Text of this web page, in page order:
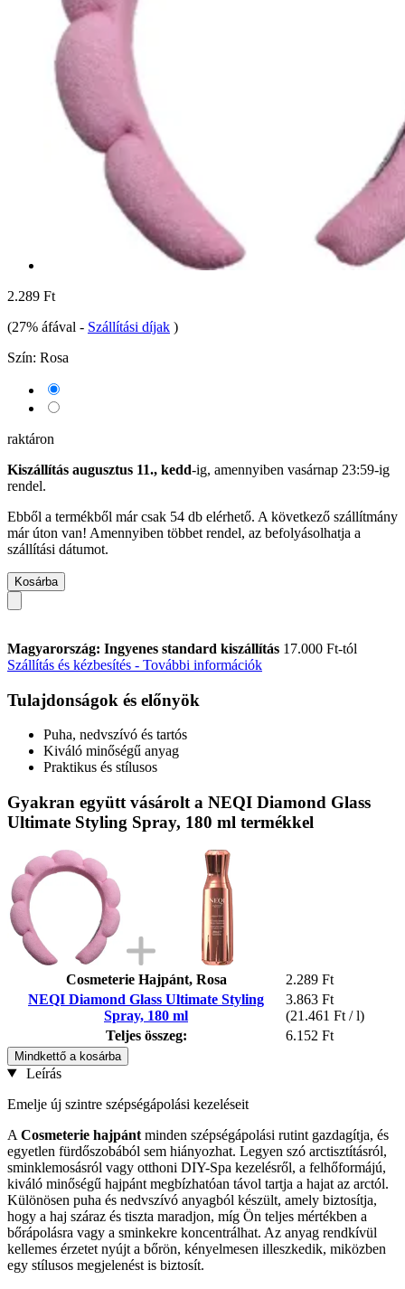
2.289 Ft
(27% áfával - Szállítási díjak )
Szín: Rosa
raktáron
Kiszállítás augusztus 11., kedd-ig, amennyiben vasárnap 23:59-ig
rendel.
Ebből a termékből már csak 54 db elérhető. A következő szállítmány
már úton van! Amennyiben többet rendel, az befolyásolhatja a
szállítási dátumot.
Kosárba
Magyarország: Ingyenes standard kiszállítás 17.000 Ft-tól
Szállítás és kézbesítés - További információk
Tulajdonságok és előnyök
Puha, nedvszívó és tartós
Kiváló minőségű anyag
Praktikus és stílusos
Gyakran együtt vásárolt a NEQI Diamond Glass
Ultimate Styling Spray, 180 ml termékkel
Cosmeterie Hajpánt, Rosa
2.289 Ft
NEQI Diamond Glass Ultimate Styling
Spray, 180 ml
3.863 Ft
(21.461 Ft / l)
Teljes összeg:
6.152 Ft
Mindkettő a kosárba
Leírás
Emelje új szintre szépségápolási kezeléseit
A Cosmeterie hajpánt minden szépségápolási rutint gazdagítja, és
egyetlen fürdőszobából sem hiányozhat. Legyen szó arctisztításról,
sminklemosásról vagy otthoni DIY-Spa kezelésről, a felhőformájú,
kiváló minőségű hajpánt megbízhatóan távol tartja a hajat az arctól.
Különösen puha és nedvszívó anyagból készült, amely biztosítja,
hogy a haj száraz és tiszta maradjon, míg Ön teljes mértékben a
bőrápolásra vagy a sminkekre koncentrálhat. Az anyag rendkívül
kellemes érzetet nyújt a bőrön, kényelmesen illeszkedik, miközben
egy stílusos megjelenést is biztosít.